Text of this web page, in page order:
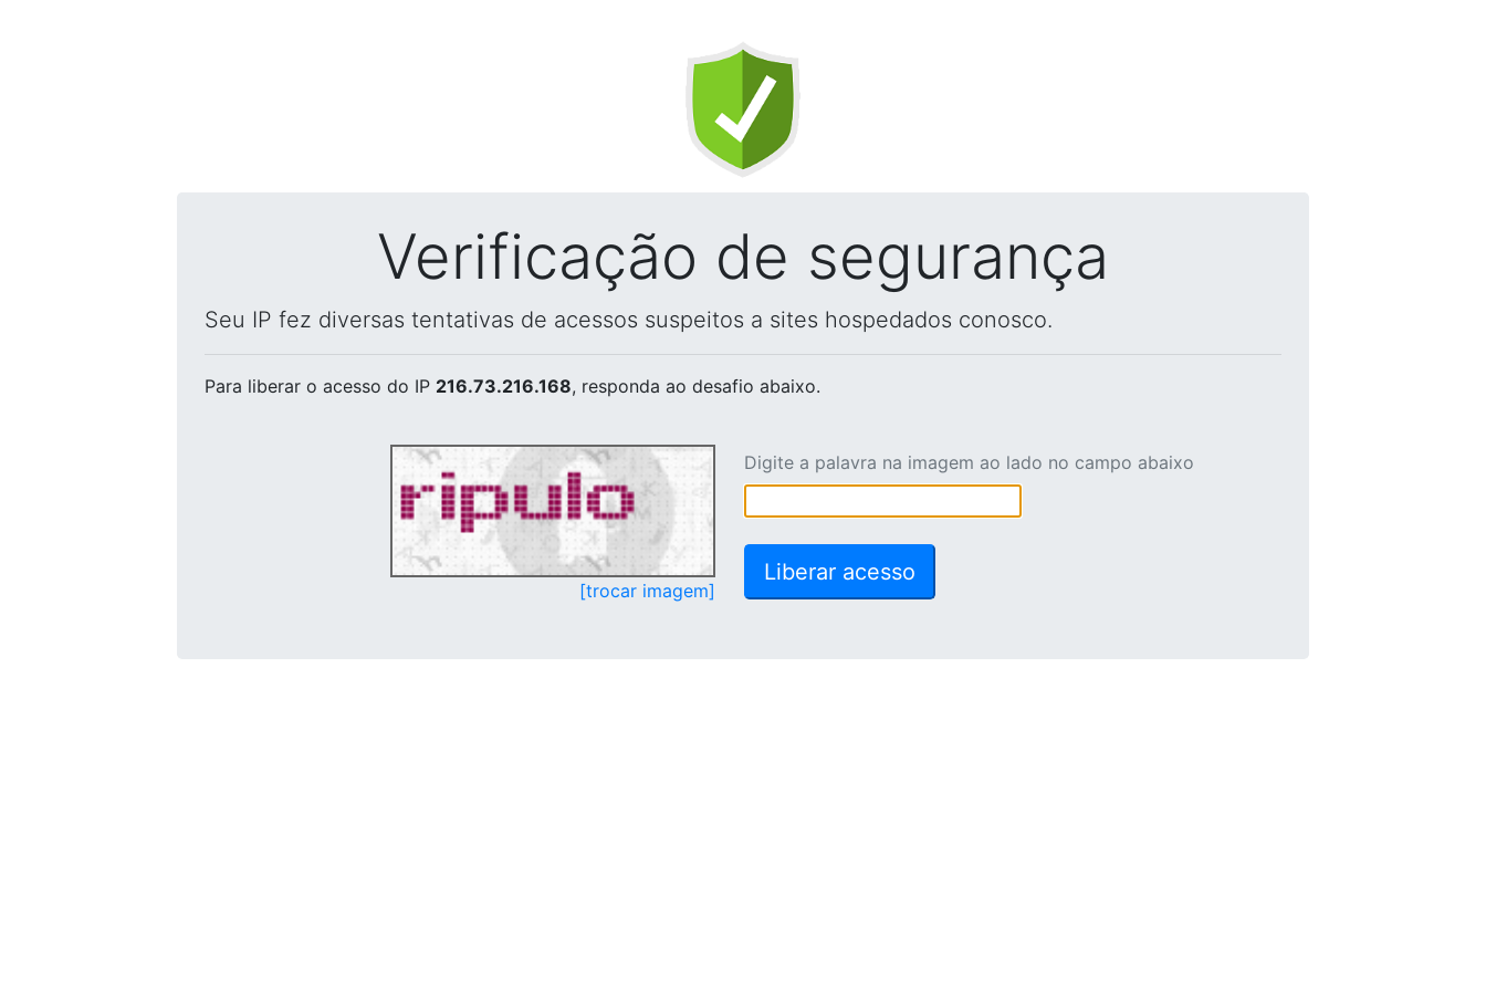
Verificação de segurança
Seu IP fez diversas tentativas de acessos suspeitos a sites hospedados conosco.
Para liberar o acesso do IP 216.73.216.168, responda ao desafio abaixo.
[trocar imagem]
Digite a palavra na imagem ao lado no campo abaixo